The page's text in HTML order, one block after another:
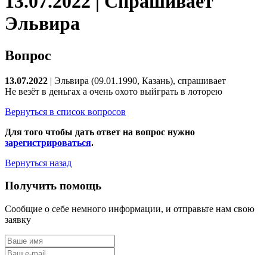
Эльвира
Вопрос
13.07.2022 | Эльвира (09.01.1990, Казань), спрашивает
Не везёт в деньгах а очень охото выйграть в лоторею
Вернуться в список вопросов
Для того чтобы дать ответ на вопрос нужно
зарегистрироваться.
Вернуться назад
Получить помощь
Сообщие о себе немного информации, и отправьте нам свою
заявку